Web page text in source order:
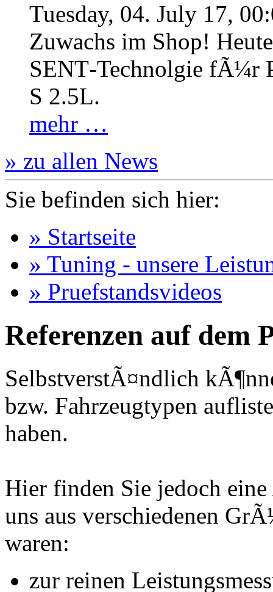
Tuesday, 04. July 17,
Zuwachs im Shop!
SENT‐Technolgie fÃ¼r
S 2.5L.
mehr …
» zu allen News
Sie befinden sich hier:
» Startseite
» Tuning - unsere
» Pruefstandsvideos
Referenzen auf dem
SelbstverstÃ¤ndlich
bzw. Fahrzeugtypen
haben.
Hier finden Sie jedoch
uns aus verschiedenen
waren:
zur reinen